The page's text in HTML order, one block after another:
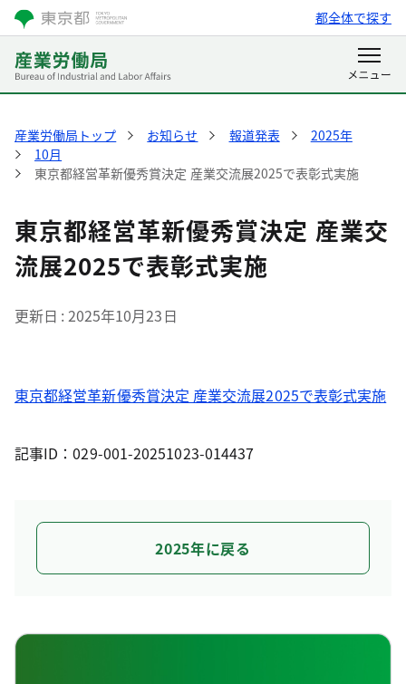
都全体で探す
産業労働局トップ お知らせ 報道発表
2025年
10月
東京都経営革新優秀賞決定 産業交流展2025で表彰式実施
東京都経営革新優秀賞決定 産業交
流展2025で表彰式実施
更新日 2025年10月23日
東京都経営革新優秀賞決定 産業交流展2025で表彰式実施
記事ID：029-001-20251023-014437
2025年に戻る